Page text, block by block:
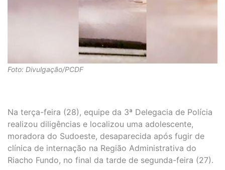
Foto: Divulgação/PCDF
Na terça-feira (28), equipe da 3ª Delegacia de Polícia
realizou diligências e localizou uma adolescente,
moradora do Sudoeste, desaparecida após fugir de
clínica de internação na Região Administrativa do
Riacho Fundo, no final da tarde de segunda-feira (27).